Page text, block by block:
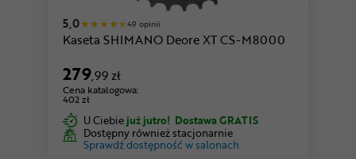
5,0 49 opinii
Kaseta SHIMANO Deore XT CS-M8000
279,99 zł
Cena katalogowa:
402 zł
U Ciebie już jutro! Dostawa GRATIS
Dostępny również stacjonarnie
Sprawdź dostępność w salonach